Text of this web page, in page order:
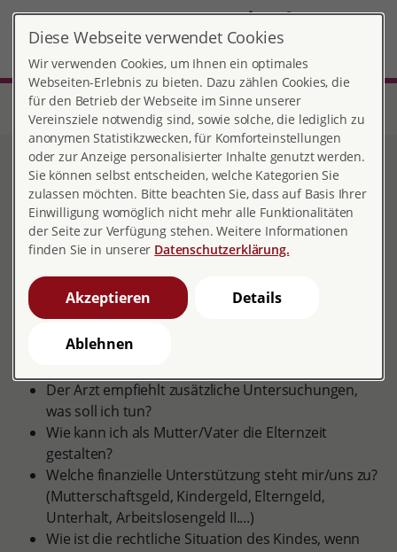
DE
Start Nordrhein-Westfalen
Beratungsstelle Solingen
Arbeitsbereiche
Beratung in der Schwangerschaft
Beratung in der
Schwangerschaft
Noch bevor der Bauch sichtbar wird, können viele
Fragen entstehen:
Wann soll ich meinem Arbeitgeber mitteilen, dass
Der Arzt empfiehlt zusätzliche Untersuchungen,
was soll ich tun?
Wie kann ich als Mutter/Vater die Elternzeit
gestalten?
Welche finanzielle Unterstützung steht mir/uns zu?
(Mutterschaftsgeld, Kindergeld, Elterngeld,
Unterhalt, Arbeitslosengeld II....)
Wie ist die rechtliche Situation des Kindes, wenn
Diese Webseite verwendet Cookies
Wir verwenden Cookies, um Ihnen ein optimales
Webseiten-Erlebnis zu bieten. Dazu zählen Cookies, die
für den Betrieb der Webseite im Sinne unserer
Vereinsziele notwendig sind, sowie solche, die lediglich zu
anonymen Statistikzwecken, für Komforteinstellungen
oder zur Anzeige personalisierter Inhalte genutzt werden.
Sie können selbst entscheiden, welche Kategorien Sie
zulassen möchten. Bitte beachten Sie, dass auf Basis Ihrer
Einwilligung womöglich nicht mehr alle Funktionalitäten
der Seite zur Verfügung stehen. Weitere Informationen
finden Sie in unserer Datenschutzerklärung.
Akzeptieren Details
Ablehnen